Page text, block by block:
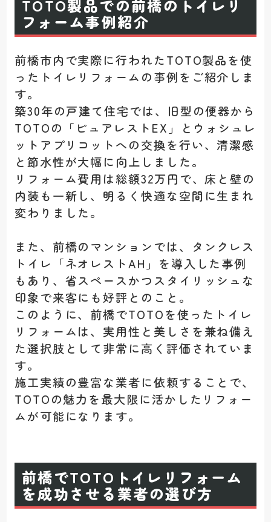
TOTO製品での前橋のトイレリ
フォーム事例紹介
前橋市内で実際に行われたTOTO製品を使
ったトイレリフォームの事例をご紹介しま
す。
築30年の戸建て住宅では、旧型の便器から
TOTOの「ピュアレストEX」とウォシュレ
ットアプリコットへの交換を行い、清潔感
と節水性が大幅に向上しました。
リフォーム費用は総額32万円で、床と壁の
内装も一新し、明るく快適な空間に生まれ
変わりました。
また、前橋のマンションでは、タンクレス
トイレ「ネオレストAH」を導入した事例
もあり、省スペースかつスタイリッシュな
印象で来客にも好評とのこと。
このように、前橋でTOTOを使ったトイレ
リフォームは、実用性と美しさを兼ね備え
た選択肢として非常に高く評価されていま
す。
施工実績の豊富な業者に依頼することで、
TOTOの魅力を最大限に活かしたリフォー
ムが可能になります。
前橋でTOTOトイレリフォーム
を成功させる業者の選び方